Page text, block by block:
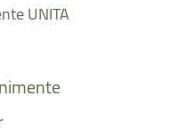
UNITA